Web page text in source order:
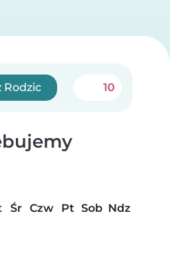
Rodzic 10
Śr Czw Pt Sob Ndz